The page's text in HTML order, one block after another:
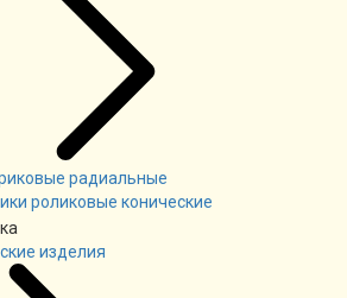
радиальные
роликовые конические
изделия